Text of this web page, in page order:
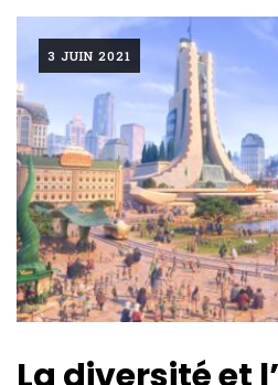
3 JUIN 2021
La diversité et